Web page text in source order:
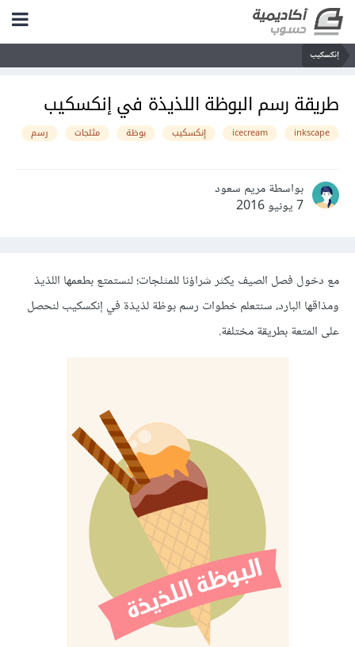
إنكسكيب
طريقة رسم البوظة اللذيذة في إنكسكيب
inkscape
icecream إنكسكيب بوظة مثلجات رسم
بواسطة مريم سعود
7 يونيو 2016
مع دخول فصل الصيف يكثر شراؤنا للمثلجات؛ لنستمتع بطعمها اللذيذ
ومذاقها البارد، سنتعلم خطوات رسم بوظة لذيذة في إنكسكيب لنحصل
على المتعة بطريقة مختلفة.